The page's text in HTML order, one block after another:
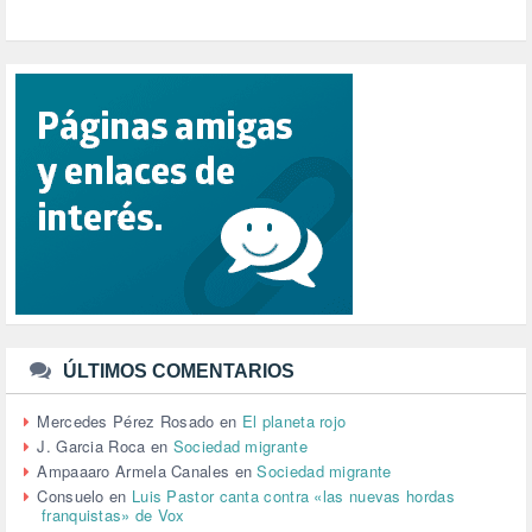
PUERTO DE VALENCIA (1)
RACISMO (1)
RELIGIÓN (114)
REPUBLICA (1)
SALUD (108)
SENSIBILIZACIÓN (576)
SINDICATOS (12)
TTIP (6)
URBANISMO (1)
URBANIZACIÓN (1)
VEJEZ (1)
VENEZUELA (3)
VENEZULA (1)
VIAJES (1)
VIOLENCIA (2)
ÚLTIMOS COMENTARIOS
Mercedes Pérez Rosado en El planeta rojo
J. Garcia Roca en Sociedad migrante
Ampaaaro Armela Canales enSociedad migrante
Consuelo en Luis Pastor canta contra «las nuevas hordas
franquistas» de Vox